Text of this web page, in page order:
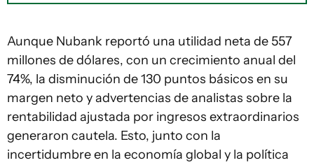
Aunque Nubank reportó una utilidad neta de 557
millones de dólares, con un crecimiento anual del
74%, la disminución de 130 puntos básicos en su
margen neto y advertencias de analistas sobre la
rentabilidad ajustada por ingresos extraordinarios
generaron cautela. Esto, junto con la
incertidumbre en la economía global y la política